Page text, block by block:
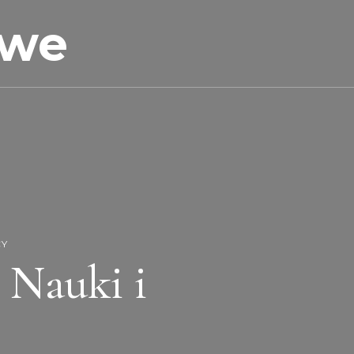
Nauki i